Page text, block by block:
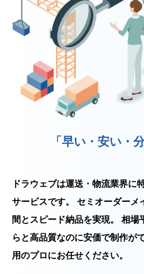
「早い・安い・
ドラウェブは運送・物流業界に
サービスです。 セミオーダーメ
間とスピード納品を実現。 相場
らと高品質なのに安価で制作が
用のプロにお任せください。